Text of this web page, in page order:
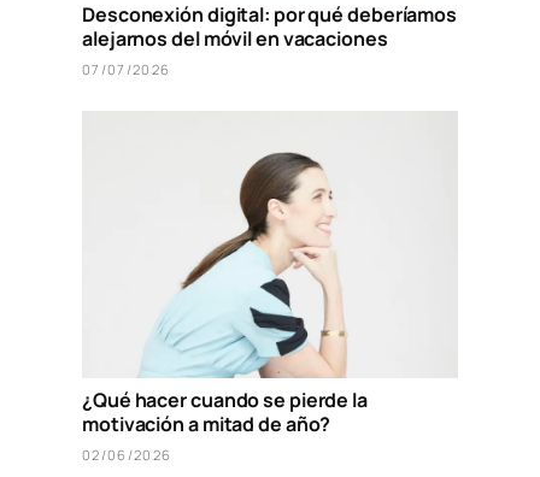
Desconexión digital: por qué deberíamos
alejarnos del móvil en vacaciones
07/07/2026
¿Qué hacer cuando se pierde la
motivación a mitad de año?
02/06/2026